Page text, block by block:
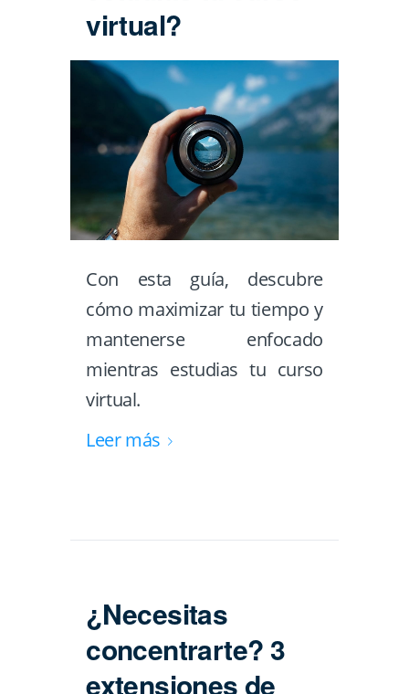
virtual?
Con esta guía, descubre
cómo maximizar tu tiempo y
mantenerse enfocado
mientras estudias tu curso
virtual.
Leer más
¿Necesitas
concentrarte? 3
extensiones de